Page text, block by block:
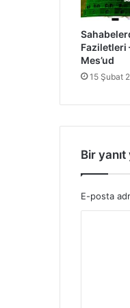
F
z
i
l
e
l
i
ü
l
Faziletleri
Mes’ud
15 Şubat
Bir yanıt
E-posta